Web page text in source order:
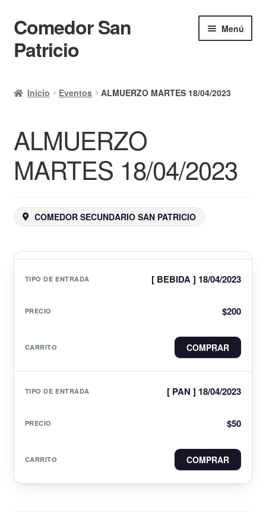
Ir
a
la
Ir
al
contenido
Comedor San
Patricio
Menú
Calendario
Mi cuenta
Ayuda Rapida
Finalizar compra
Inicio Eventos ALMUERZO MARTES 18/04/2023
ALMUERZO
MARTES 18/04/2023
COMEDOR SECUNDARIO SAN PATRICIO
[ BEBIDA ] 18/04/2023
$200
COMPRAR
[ PAN ] 18/04/2023
$50
COMPRAR